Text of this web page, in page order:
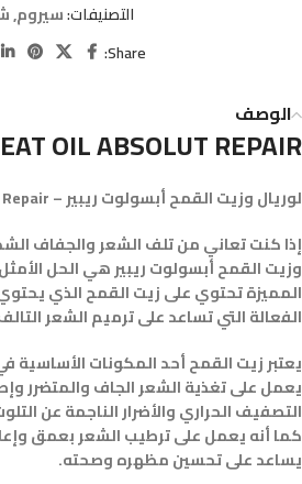
التصنيفات:سيروم,
Share:
الوصف
OIL ABSOLUT REPAIR
لوريال وزيت القمح أبسولوت ريبير – L’Oreal Wheat Oil Absolut Repair
إذا كنت تعاني من تلف الشعر والجفاف
وزيت القمح أبسولوت ريبير هي الحل
المميزة تحتوي على زيت القمح الذي
الفعالة التي تساعد على ترميم الشعر
يعتبر زيت القمح أحد المكونات
يعمل على تغذية الشعر الجاف والمتضرر
التصفيف الحراري والأضرار الناجمة عن
كما أنه يعمل على ترطيب الشعر بعمق
يساعد على تحسين مظهره وصحته.